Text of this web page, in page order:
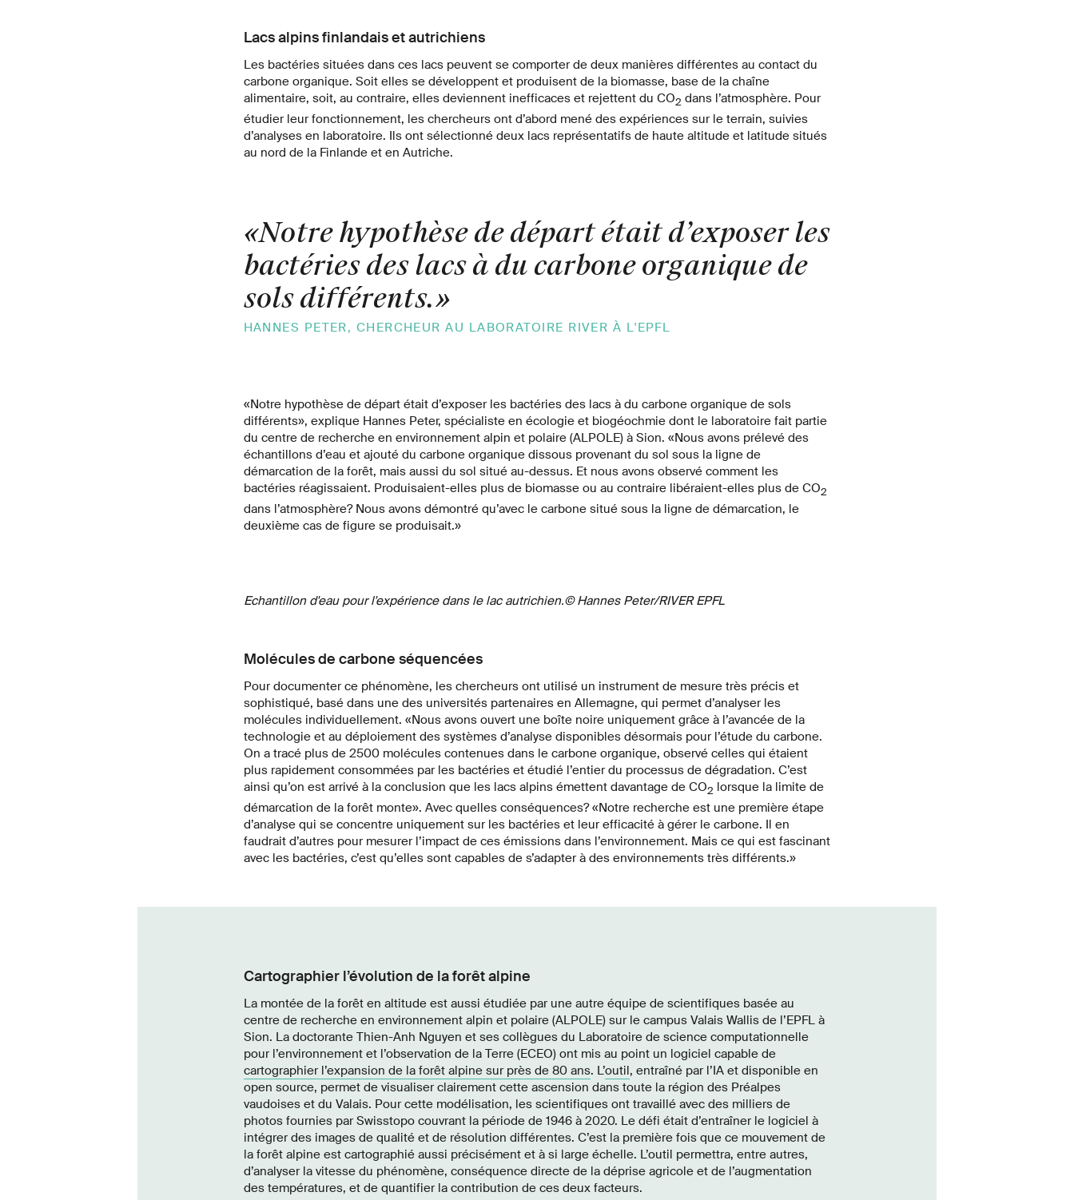
Lacs alpins finlandais et autrichiens
Les bactéries situées dans ces lacs peuvent se comporter de deux manières différentes au contact du
carbone organique. Soit elles se développent et produisent de la biomasse, base de la chaîne
alimentaire, soit, au contraire, elles deviennent inefficaces et rejettent du CO2 dans l’atmosphère. Pour
étudier leur fonctionnement, les chercheurs ont d’abord mené des expériences sur le terrain, suivies
d’analyses en laboratoire. Ils ont sélectionné deux lacs représentatifs de haute altitude et latitude situés
au nord de la Finlande et en Autriche.
«Notre hypothèse de départ était d’exposer les
bactéries des lacs à du carbone organique de
sols différents.»
HANNES PETER, CHERCHEUR AU LABORATOIRE RIVER À L'EPFL
«Notre hypothèse de départ était d’exposer les bactéries des lacs à du carbone organique de sols
différents», explique Hannes Peter, spécialiste en écologie et biogéochmie dont le laboratoire fait partie
du centre de recherche en environnement alpin et polaire (ALPOLE) à Sion. «Nous avons prélevé des
échantillons d’eau et ajouté du carbone organique dissous provenant du sol sous la ligne de
démarcation de la forêt, mais aussi du sol situé au-dessus. Et nous avons observé comment les
bactéries réagissaient. Produisaient-elles plus de biomasse ou au contraire libéraient-elles plus de CO2
dans l’atmosphère? Nous avons démontré qu’avec le carbone situé sous la ligne de démarcation, le
deuxième cas de figure se produisait.»
Echantillon d'eau pour l'expérience dans le lac autrichien.© Hannes Peter/RIVER EPFL
Molécules de carbone séquencées
Pour documenter ce phénomène, les chercheurs ont utilisé un instrument de mesure très précis et
sophistiqué, basé dans une des universités partenaires en Allemagne, qui permet d’analyser les
molécules individuellement. «Nous avons ouvert une boîte noire uniquement grâce à l’avancée de la
technologie et au déploiement des systèmes d’analyse disponibles désormais pour l’étude du carbone.
On a tracé plus de 2500 molécules contenues dans le carbone organique, observé celles qui étaient
plus rapidement consommées par les bactéries et étudié l’entier du processus de dégradation. C’est
ainsi qu’on est arrivé à la conclusion que les lacs alpins émettent davantage de CO2 lorsque la limite de
démarcation de la forêt monte». Avec quelles conséquences? «Notre recherche est une première étape
d’analyse qui se concentre uniquement sur les bactéries et leur efficacité à gérer le carbone. Il en
faudrait d’autres pour mesurer l’impact de ces émissions dans l’environnement. Mais ce qui est fascinant
avec les bactéries, c’est qu’elles sont capables de s’adapter à des environnements très différents.»
Cartographier l’évolution de la forêt alpine
La montée de la forêt en altitude est aussi étudiée par une autre équipe de scientifiques basée au
centre de recherche en environnement alpin et polaire (ALPOLE) sur le campus Valais Wallis de l’EPFL à
Sion. La doctorante Thien-Anh Nguyen et ses collègues du Laboratoire de science computationnelle
pour l’environnement et l’observation de la Terre (ECEO) ont mis au point un logiciel capable de
cartographier l’expansion de la forêt alpine sur près de 80 ans. L’outil, entraîné par l’IA et disponible en
open source, permet de visualiser clairement cette ascension dans toute la région des Préalpes
vaudoises et du Valais. Pour cette modélisation, les scientifiques ont travaillé avec des milliers de
photos fournies par Swisstopo couvrant la période de 1946 à 2020. Le défi était d’entraîner le logiciel à
intégrer des images de qualité et de résolution différentes. C’est la première fois que ce mouvement de
la forêt alpine est cartographié aussi précisément et à si large échelle. L’outil permettra, entre autres,
d’analyser la vitesse du phénomène, conséquence directe de la déprise agricole et de l’augmentation
des températures, et de quantifier la contribution de ces deux facteurs.